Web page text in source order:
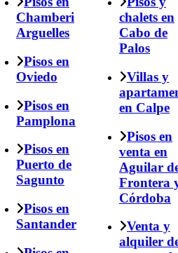
Chamberi
Arguelles
Pisos en
Oviedo
Pisos en
Pamplona
Pisos en
Puerto de
Sagunto
Pisos en
Santander
chalets en
Cabo de
Palos
Villas y
en Calpe
Pisos en
venta en
Aguilar
Frontera
Córdoba
Venta y
alquiler